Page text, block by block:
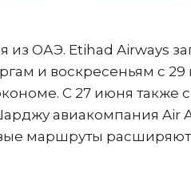
ОАЭ. Etihad Airways
и воскресеньям с 29
С 27 июня также с
авиакомпания Air
маршруты